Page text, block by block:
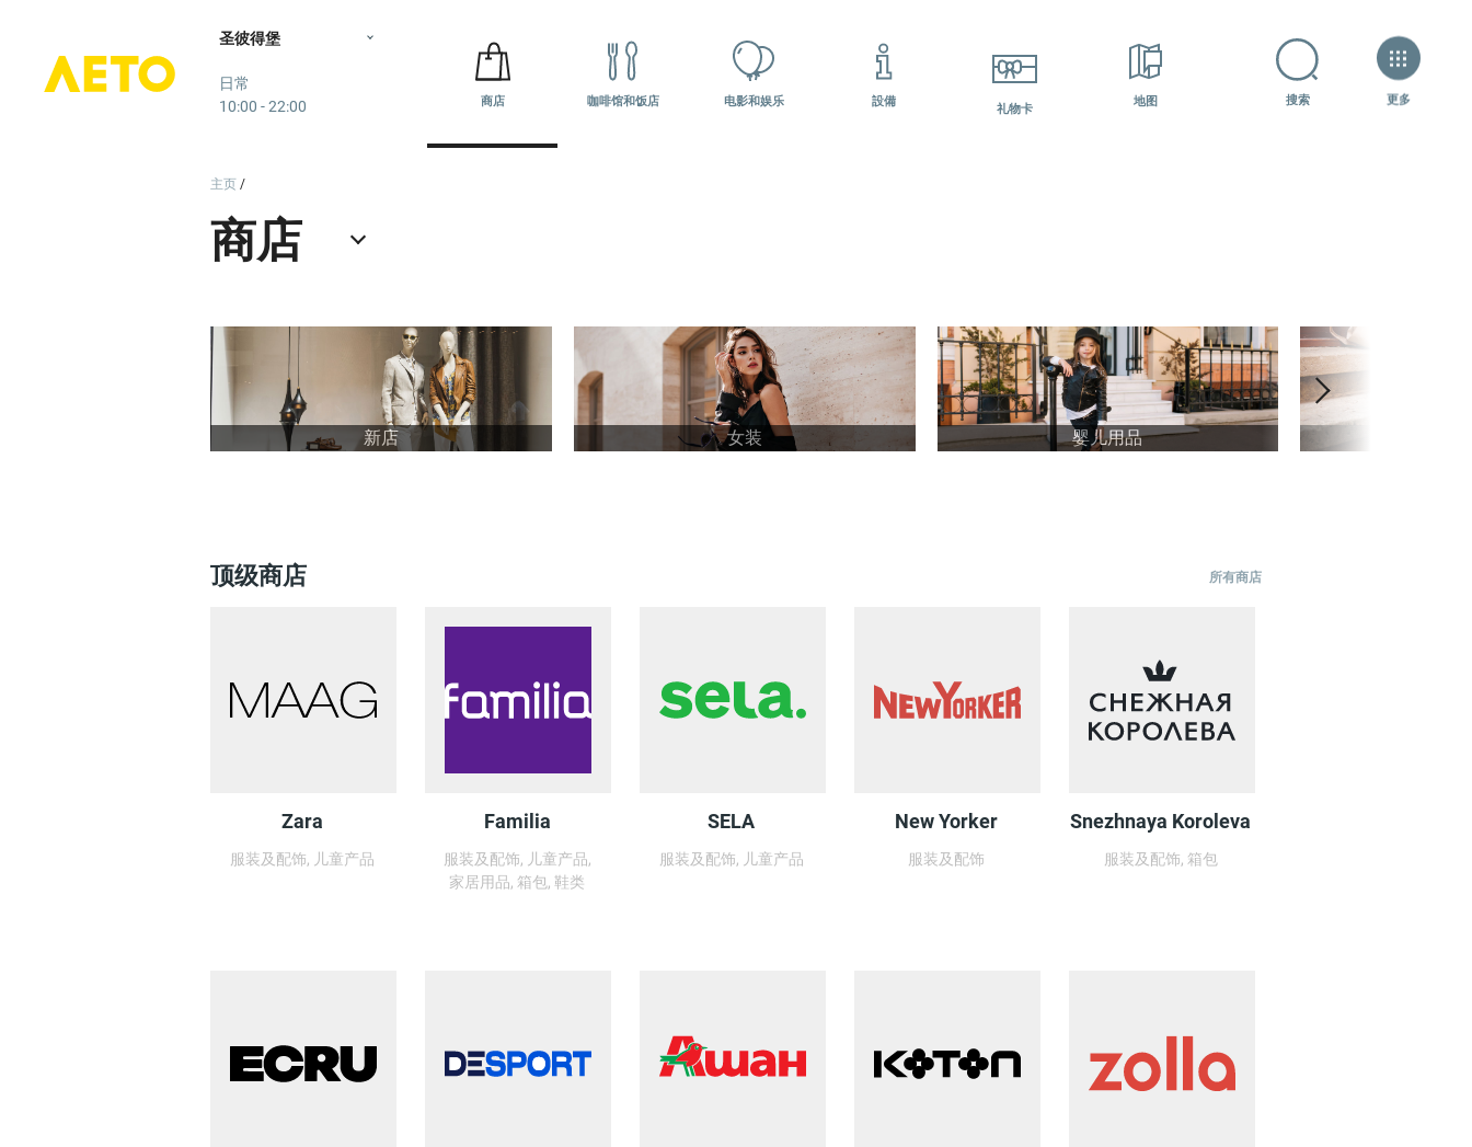
Лето
圣彼得堡
日常
10:00 - 22:00
+7 (800) 600-07-84
商店 咖啡馆和饭店 电影和娱乐 設備
礼物卡
地图 搜索 更多
主页
新店 女装 婴儿用品
顶级商店 所有商店
Zara
服装及配饰, 儿童产品
Familia
服装及配饰, 儿童产品,
家居用品, 箱包, 鞋类
SELA
服装及配饰, 儿童产品
New Yorker
服装及配饰
Snezhnaya Koroleva
服装及配饰, 箱包